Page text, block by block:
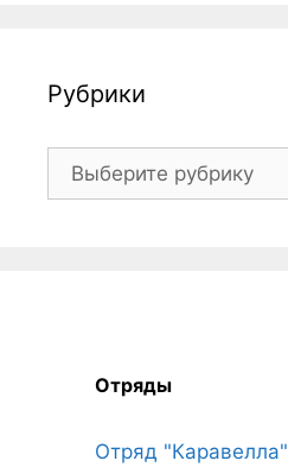
Рубрики
Рубрики
Отряды
Отряд "Каравелла"